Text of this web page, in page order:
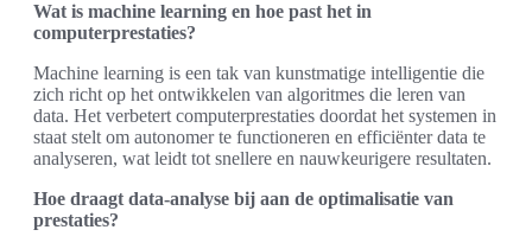
Wat is machine learning en hoe past het in
computerprestaties?
Machine learning is een tak van kunstmatige intelligentie die
zich richt op het ontwikkelen van algoritmes die leren van
data. Het verbetert computerprestaties doordat het systemen in
staat stelt om autonomer te functioneren en efficiënter data te
analyseren, wat leidt tot snellere en nauwkeurigere resultaten.
Hoe draagt data-analyse bij aan de optimalisatie van
prestaties?